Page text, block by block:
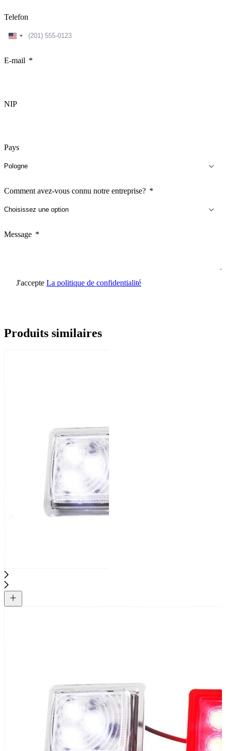
Telefon
United
E-mail
NIP
Pays
Comment avez-vous connu notre entreprise?
Message
J'accepte La politique de confidentialité
Produits similaires